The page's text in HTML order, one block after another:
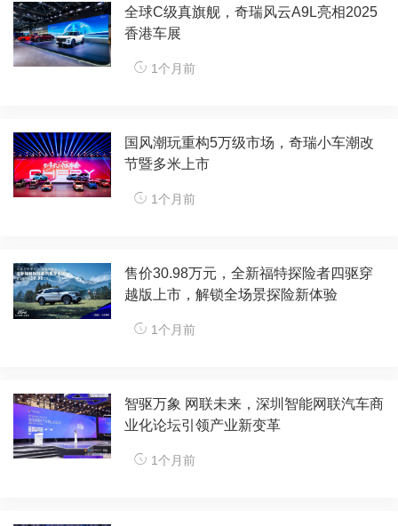
全球C级真旗舰，奇瑞风云A9L亮相2025
香港车展
1个月前
国风潮玩重构5万级市场，奇瑞小车潮改
节暨多米上市
1个月前
售价30.98万元，全新福特探险者四驱穿
越版上市，解锁全场景探险新体验​
1个月前
智驱万象 网联未来，深圳智能网联汽车商
业化论坛引领产业新变革​
1个月前